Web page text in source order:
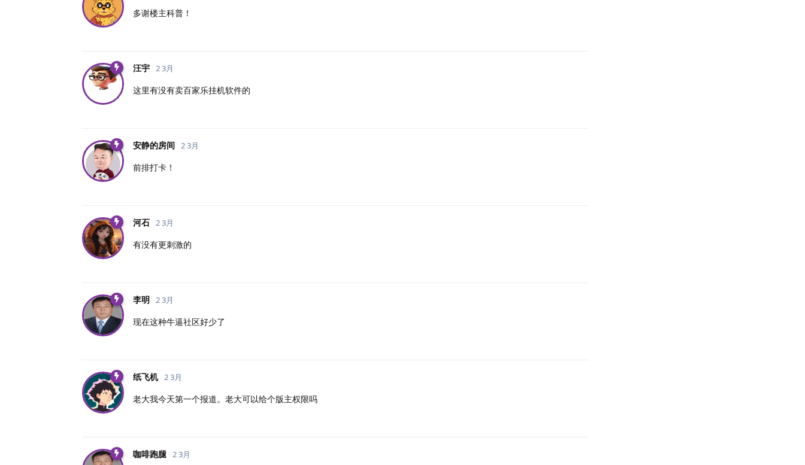
多谢楼主科普！
汪宇 2 3月
这里有没有卖百家乐挂机软件的
安静的房间 2 3月
前排打卡！
河石 2 3月
有没有更刺激的
李明 2 3月
现在这种牛逼社区好少了
纸飞机 2 3月
老大我今天第一个报道。老大可以给个版主权限吗
咖啡跑腿 2 3月